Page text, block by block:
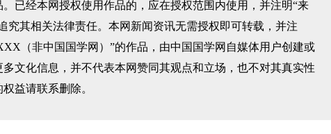
已经本网授权使用作品的，应在授权范围内使用，并注明“来
究其相关法律责任。本网新闻资讯无需授权即可转载，并注
（非中国国学网）”的作品，由中国国学网自媒体用户创建或
文化信息，并不代表本网赞同其观点和立场，也不对其真实性
益请联系删除。